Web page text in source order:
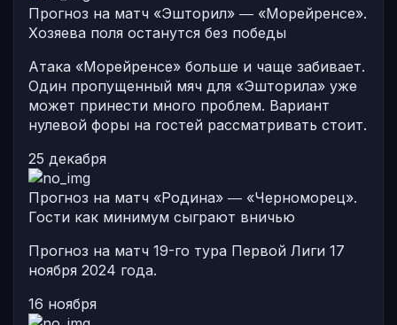
Прогноз на матч «Эшторил» ― «Морейренсе».
Хозяева поля останутся без победы
Атака «Морейренсе» больше и чаще забивает.
Один пропущенный мяч для «Эшторила» уже
может принести много проблем. Вариант
нулевой форы на гостей рассматривать стоит.
25 декабря
Прогноз на матч «Родина» ― «Черноморец».
Гости как минимум сыграют вничью
Прогноз на матч 19-го тура Первой Лиги 17
ноября 2024 года.
16 ноября